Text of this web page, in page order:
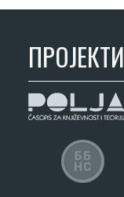
ПРОЈЕКТИ